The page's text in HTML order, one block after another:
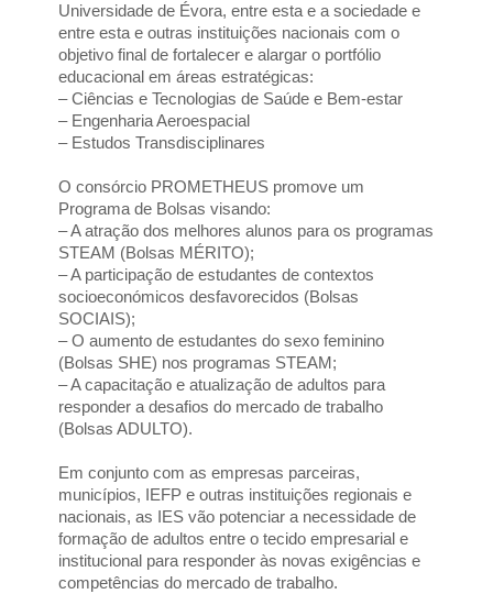
Universidade de Évora, entre esta e a sociedade e
entre esta e outras instituições nacionais com o
objetivo final de fortalecer e alargar o portfólio
educacional em áreas estratégicas:
– Ciências e Tecnologias de Saúde e Bem-estar
– Engenharia Aeroespacial
– Estudos Transdisciplinares
O consórcio PROMETHEUS promove um
Programa de Bolsas visando:
– A atração dos melhores alunos para os programas
STEAM (Bolsas MÉRITO);
– A participação de estudantes de contextos
socioeconómicos desfavorecidos (Bolsas
SOCIAIS);
– O aumento de estudantes do sexo feminino
(Bolsas SHE) nos programas STEAM;
– A capacitação e atualização de adultos para
responder a desafios do mercado de trabalho
(Bolsas ADULTO).
Em conjunto com as empresas parceiras,
municípios, IEFP e outras instituições regionais e
nacionais, as IES vão potenciar a necessidade de
formação de adultos entre o tecido empresarial e
institucional para responder às novas exigências e
competências do mercado de trabalho.